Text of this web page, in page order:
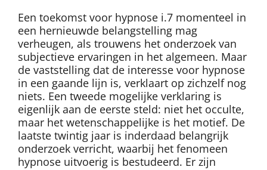
Een toekomst voor hypnose i.7 momenteel in
een hernieuwde belangstelling mag
verheugen, als trouwens het onderzoek van
subjectieve ervaringen in het algemeen. Maar
de vaststelling dat de interesse voor hypnose
in een gaande lijn is, verklaart op zichzelf nog
niets. Een tweede mogelijke verklaring is
eigenlijk aan de eerste steld: niet het occulte,
maar het wetenschappelijke is het motief. De
laatste twintig jaar is inderdaad belangrijk
onderzoek verricht, waarbij het fenomeen
hypnose uitvoerig is bestudeerd. Er zijn